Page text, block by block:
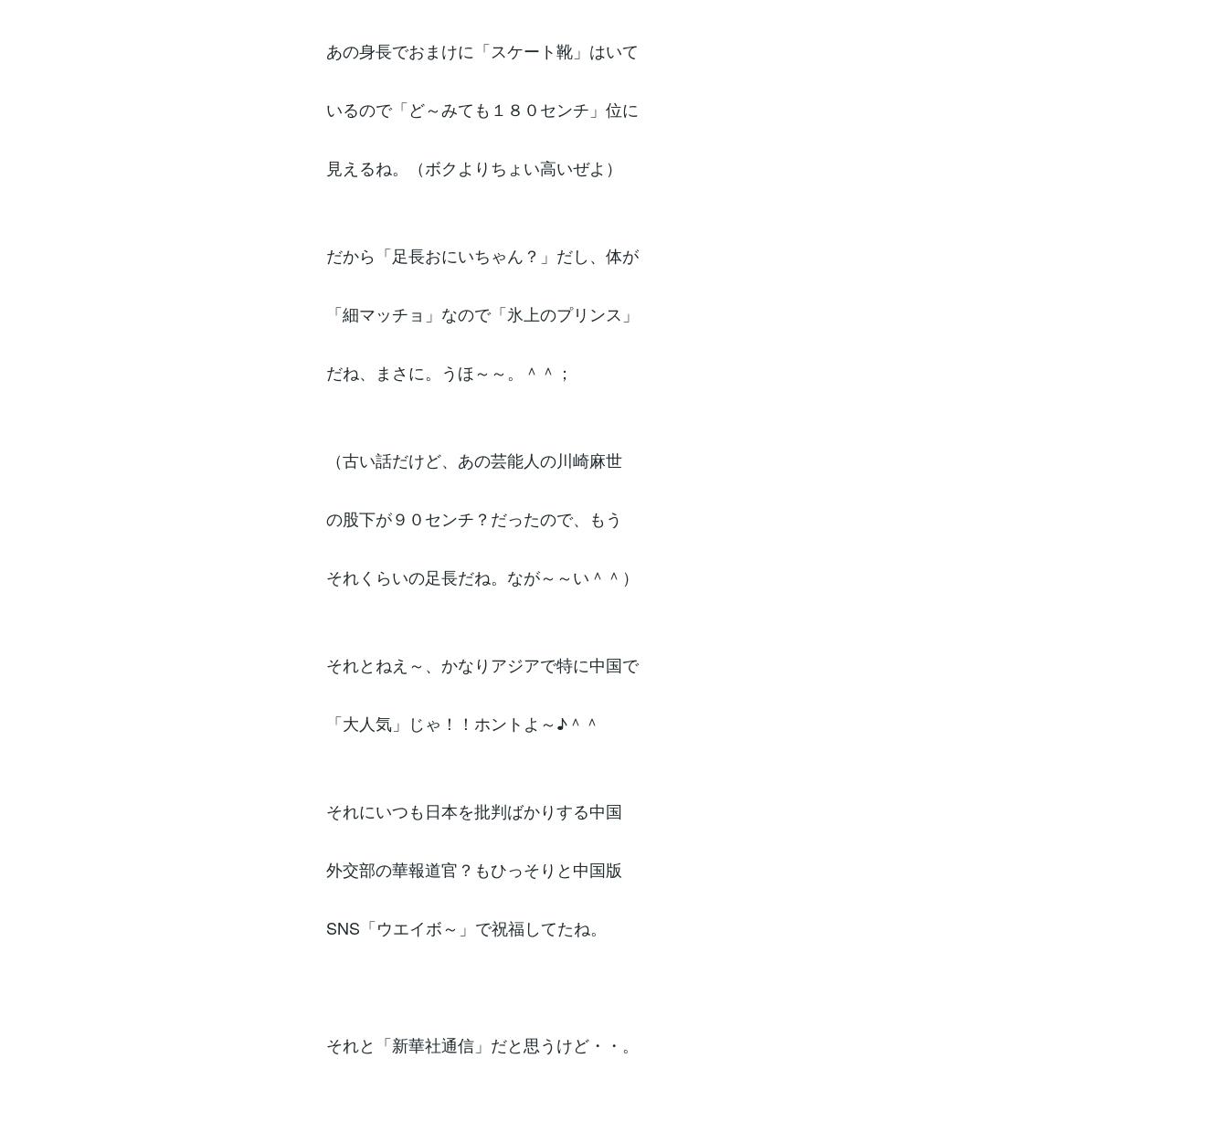
あの身長でおまけに「スケート靴」はいて
いるので「ど～みても１８０センチ」位に
見えるね。（ボクよりちょい高いぜよ）
だから「足長おにいちゃん？」だし、体が
「細マッチョ」なので「氷上のプリンス」
だね、まさに。うほ～～。＾＾；
（古い話だけど、あの芸能人の川崎麻世
の股下が９０センチ？だったので、もう
それくらいの足長だね。なが～～い＾＾）
それとねえ～、かなりアジアで特に中国で
「大人気」じゃ！！ホントよ～♪＾＾
それにいつも日本を批判ばかりする中国
外交部の華報道官？もひっそりと中国版
SNS「ウエイボ～」で祝福してたね。
それと「新華社通信」だと思うけど・・。